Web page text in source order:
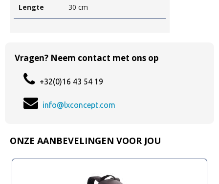
Lengte 30 cm
Vragen? Neem contact met ons op
+32(0)16 43 54 19
info@lxconcept.com
ONZE AANBEVELINGEN VOOR JOU